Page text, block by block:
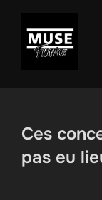
contenu
Ces
pas eu